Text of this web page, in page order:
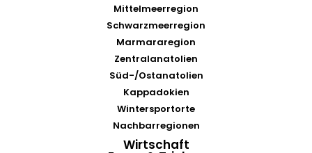
Mittelmeerregion
Schwarzmeerregion
Marmararegion
Zentralanatolien
Süd-/Ostanatolien
Kappadokien
Wintersportorte
Nachbarregionen
Wirtschaft